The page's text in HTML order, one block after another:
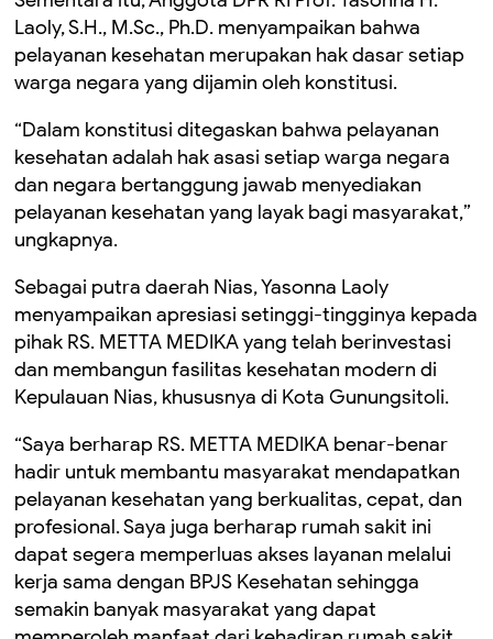
Laoly, S.H., M.Sc., Ph.D. menyampaikan bahwa
pelayanan kesehatan merupakan hak dasar setiap
warga negara yang dijamin oleh konstitusi.
“Dalam konstitusi ditegaskan bahwa pelayanan
kesehatan adalah hak asasi setiap warga negara
dan negara bertanggung jawab menyediakan
pelayanan kesehatan yang layak bagi masyarakat,”
ungkapnya.
Sebagai putra daerah Nias, Yasonna Laoly
menyampaikan apresiasi setinggi-tingginya kepada
pihak RS. METTA MEDIKA yang telah berinvestasi
dan membangun fasilitas kesehatan modern di
Kepulauan Nias, khususnya di Kota Gunungsitoli.
“Saya berharap RS. METTA MEDIKA benar-benar
hadir untuk membantu masyarakat mendapatkan
pelayanan kesehatan yang berkualitas, cepat, dan
profesional. Saya juga berharap rumah sakit ini
dapat segera memperluas akses layanan melalui
kerja sama dengan BPJS Kesehatan sehingga
semakin banyak masyarakat yang dapat